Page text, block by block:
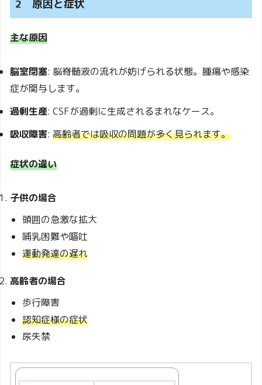
2 原因と症状
主な原因
脳室閉塞: 脳脊髄液の流れが妨げられる状態。腫瘍や感染
症が関与します。
過剰生産: CSFが過剰に生成されるまれなケース。
吸収障害: 高齢者では吸収の問題が多く見られます。
症状の違い
子供の場合
頭囲の急激な拡大
哺乳困難や嘔吐
運動発達の遅れ
高齢者の場合
歩行障害
認知症様の症状
尿失禁